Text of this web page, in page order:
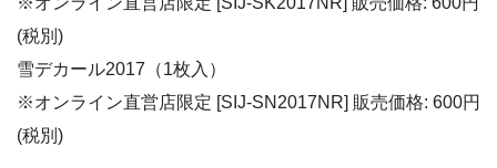
(税別)
雪デカール2017（1枚入）
※オンライン直営店限定 [SIJ-SN2017NR] 販売価格: 600円
(税別)